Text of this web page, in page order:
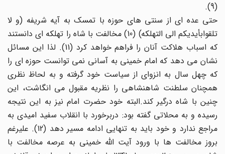
حتی عده ای از سنتی های حوزه با تمسک به آیه شریفه (و لا
تلقوابأیدیکم الی التهلکه) (10) مخالفت با شاه را تهلکه ای دانستند
که اسباب هلاکت آنان را فراهم خواهد کرد (11). لذا این مسائل
نشان می دهد که امام خمینی به آسانی نمی توانست حوزه ای را
که چهل سال به انزوای از سیاست خود گرفته و به لحاظ نظری
همچنان سلطنت شاهنشاهی را نظریه مقبول می انگاشت، این
چنین با شاه درگیر کند.البته خود حضرت امام نیز به این نتیجه
رسیده و به محلاتی گفته بود: دربرخورد با انقلاب سفید امیدی به
مراجع ندارد و خود باید به تنهایی ادامه مسیر دهد (12). علیرغم
بروز مخالفت ها با ورود آیت الله خمینی به عرصه مخالفت با